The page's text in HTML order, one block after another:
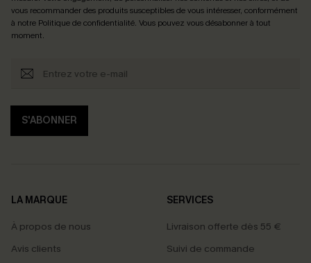
vous recommander des produits susceptibles de vous intéresser, conformément
à notre Politique de confidentialité. Vous pouvez vous désabonner à tout
moment.
S'ABONNER
LA MARQUE
À propos de nous
Avis clients
SERVICES
Livraison offerte dès 55 €
Suivi de commande